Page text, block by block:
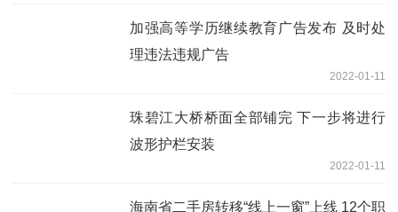
加强高等学历继续教育广告发布 及时处
理违法违规广告
2022-01-11
珠碧江大桥桥面全部铺完 下一步将进行
波形护栏安装
2022-01-11
海南省二手房转移“线上一窗”上线 12个职